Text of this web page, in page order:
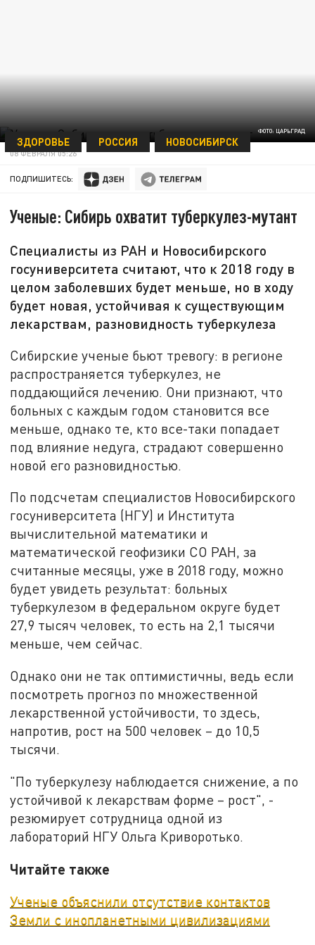
ФОТО: ЦАРЬГРАД
ЗДОРОВЬЕ РОССИЯ НОВОСИБИРСК
08 ФЕВРАЛЯ 05:26
ПОДПИШИТЕСЬ:
Ученые: Сибирь охватит туберкулез-мутант
Специалисты из РАН и Новосибирского
госуниверситета считают, что к 2018 году в
целом заболевших будет меньше, но в ходу
будет новая, устойчивая к существующим
лекарствам, разновидность туберкулеза
Сибирские ученые бьют тревогу: в регионе
распространяется туберкулез, не
поддающийся лечению. Они признают, что
больных с каждым годом становится все
меньше, однако те, кто все-таки попадает
под влияние недуга, страдают совершенно
новой его разновидностью.
По подсчетам специалистов Новосибирского
госуниверситета (НГУ) и Института
вычислительной математики и
математической геофизики СО РАН, за
считанные месяцы, уже в 2018 году, можно
будет увидеть результат: больных
туберкулезом в федеральном округе будет
27,9 тысяч человек, то есть на 2,1 тысячи
меньше, чем сейчас.
Однако они не так оптимистичны, ведь если
посмотреть прогноз по множественной
лекарственной устойчивости, то здесь,
напротив, рост на 500 человек – до 10,5
тысячи.
"По туберкулезу наблюдается снижение, а по
устойчивой к лекарствам форме – рост", -
резюмирует сотрудница одной из
лабораторий НГУ Ольга Криворотько.
Читайте также
Ученые объяснили отсутствие контактов
Земли с инопланетными цивилизациями